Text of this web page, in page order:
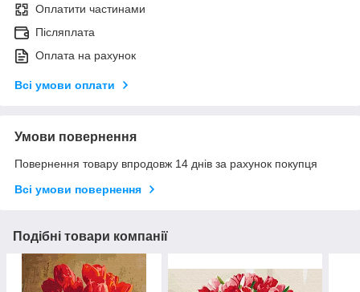
Оплатити частинами
Післяплата
Оплата на рахунок
Всі умови оплати
Умови повернення
Повернення товару впродовж 14 днів за рахунок покупця
Всі умови повернення
Подібні товари компанії